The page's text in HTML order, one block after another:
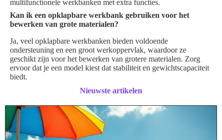
multifunctionele werkbanken met extra functies.
Kan ik een opklapbare werkbank gebruiken voor het
bewerken van grote materialen?
Ja, veel opklapbare werkbanken bieden voldoende
ondersteuning en een groot werkoppervlak, waardoor ze
geschikt zijn voor het bewerken van grotere materialen. Zorg
ervoor dat je een model kiest dat stabiliteit en gewichtscapaciteit
biedt.
Nieuwste artikelen